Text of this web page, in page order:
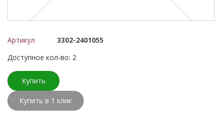
Артикул
3302-2401055
Доступное кол-во: 2
Купить
Купить в 1 клик